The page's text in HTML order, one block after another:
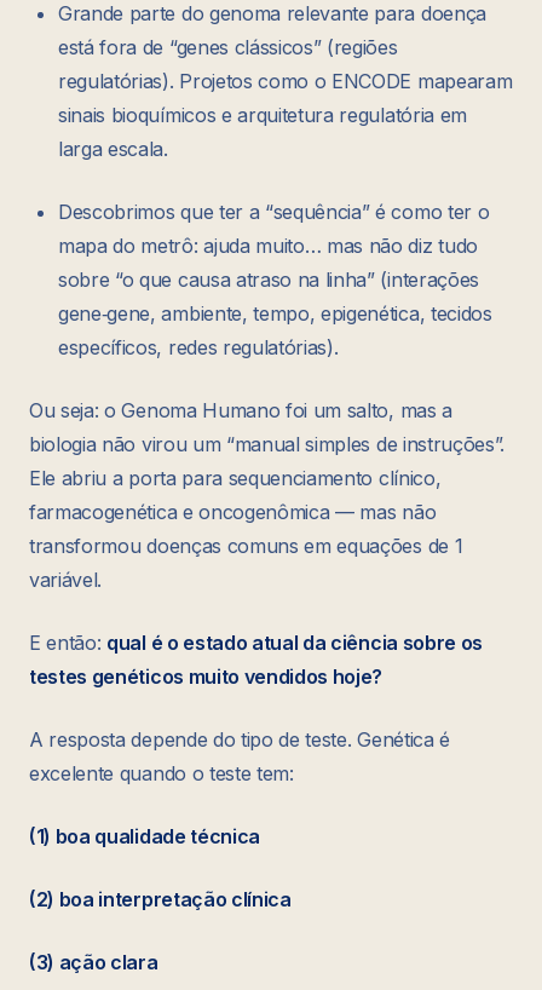
Grande parte do genoma relevante para doença
está fora de “genes clássicos” (regiões
regulatórias). Projetos como o ENCODE mapearam
sinais bioquímicos e arquitetura regulatória em
larga escala.
Descobrimos que ter a “sequência” é como ter o
mapa do metrô: ajuda muito… mas não diz tudo
sobre “o que causa atraso na linha” (interações
gene‑gene, ambiente, tempo, epigenética, tecidos
específicos, redes regulatórias).
Ou seja: o Genoma Humano foi um salto, mas a
biologia não virou um “manual simples de instruções”.
Ele abriu a porta para sequenciamento clínico,
farmacogenética e oncogenômica — mas não
transformou doenças comuns em equações de 1
variável.
E então: qual é o estado atual da ciência sobre os
testes genéticos muito vendidos hoje?
A resposta depende do tipo de teste. Genética é
excelente quando o teste tem:
(1) boa qualidade técnica
(2) boa interpretação clínica
(3) ação clara